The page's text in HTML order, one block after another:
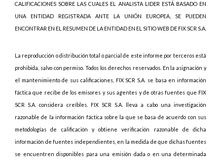
CALIFICACIONES SOBRE LAS CUALES EL ANALISTA LIDER ESTÁ BASADO EN
UNA ENTIDAD REGISTRADA ANTE LA UNIÓN EUROPEA, SE PUEDEN
ENCONTRAR EN EL RESUMEN DE LA ENTIDAD EN EL SITIO WEB DE FIX SCR S.A.
La reproducción o distribución total o parcial de este informe por terceros está
prohibida, salvo con permiso. Todos los derechos reservados. En la asignación y
el mantenimiento de sus calificaciones, FIX SCR S.A. se basa en información
fáctica que recibe de los emisores y sus agentes y de otras fuentes que FIX
SCR S.A. considera creíbles. FIX SCR S.A. lleva a cabo una investigación
razonable de la información fáctica sobre la que se basa de acuerdo con sus
metodologías de calificación y obtiene verificación razonable de dicha
información de fuentes independientes, en la medida de que dichas fuentes
se encuentren disponibles para una emisión dada o en una determinada